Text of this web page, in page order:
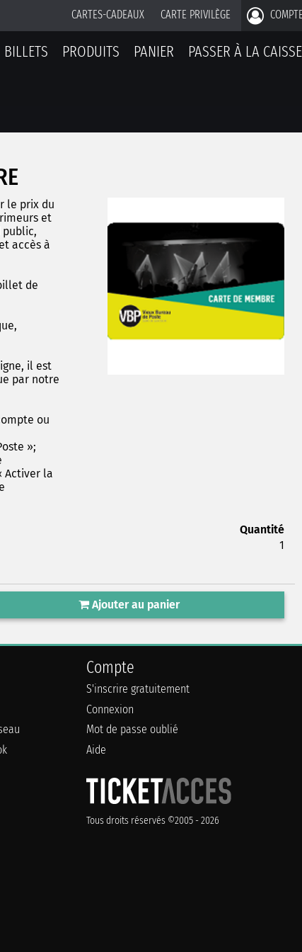
CARTES-CADEAUX CARTE PRIVILÈGE
BILLETS PRODUITS PANIER PASSER À LA CAISSE
le prix du
et
public,
accès à
de
il est
par notre
ou
»;
Activer la
Quantité
1
Ajouter au panier
Compte
S'inscrire gratuitement
Connexion
Mot de passe oublié
Aide
Tous droits réservés ©2005 - 2026